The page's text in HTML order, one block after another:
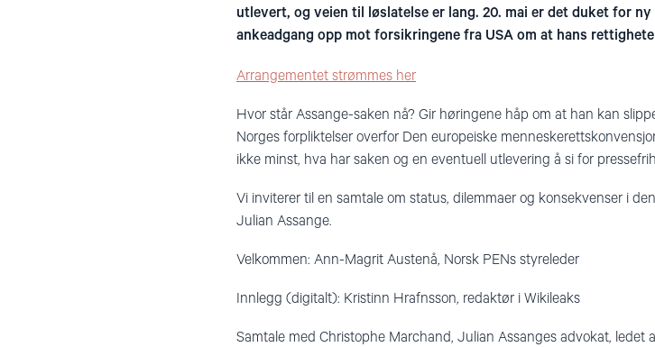
utlevert, og veien til løslatelse er lang. 20. mai er det duket for
ankeadgang opp mot forsikringene fra USA om at hans
Arrangementet strømmes her
Hvor står Assange-saken nå? Gir høringene håp om at han kan
Norges forpliktelser overfor Den europeiske
ikke minst, hva har saken og en eventuell utlevering å si for
Vi inviterer til en samtale om status, dilemmaer og konsekvenser i
Julian Assange.
Velkommen: Ann-Magrit Austenå, Norsk PENs styreleder
Innlegg (digitalt): Kristinn Hrafnsson, redaktør i Wikileaks
Samtale med Christophe Marchand, Julian Assanges advokat, ledet